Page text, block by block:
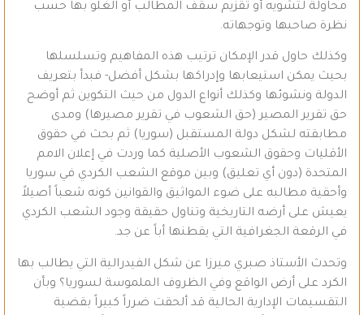
محاولة لتشويه أو تقزيم سقف المطالب أو الغلو بها حسب
نظرة صاحبها وتوجهاته.
وكذلك حاول قدر الإمكان ترتيب هذه المفاهيم وتسلسلها
بحيث يمكن استيعابها وإدراكها بشكل أفضل- فبدأ بتعريف
الدولة ونشوئها وكذلك أنواع الدول من حيث التكوين ثم أوضح
حق تقرير المصير (حق الشعوب في تقرير مصيرها) ومدى
مطابقته لشكل دولة المستقبل (سوريا) ثم بحث في حقوق
الأقليات وحقوق الشعوب الأصلية كما وردت في إعلان الامم
المتحدة (دون أي تعليق) وبين موقع الشعب الكردي في سوريا
وأحقية مطالبه على ضوء المواثيق والقوانين كونه شعباً أصيلاً
يعيش على أرضه التاريخية وتناول حقيقة وجود الشعب الكردي
في الرقعة الجغرافية التي يقطنها أباً عن جد.
وتحدث الأستاذ صبري ميرزا عن شكل الفيدرالية التي يطالب بها
الكرد على أرض الواقع وفي الظروف الملموسة لسوريا؟ وبأن
التقسيمات الإدارية الحالية قد ألحقت ضرراً كبيراً بقضية